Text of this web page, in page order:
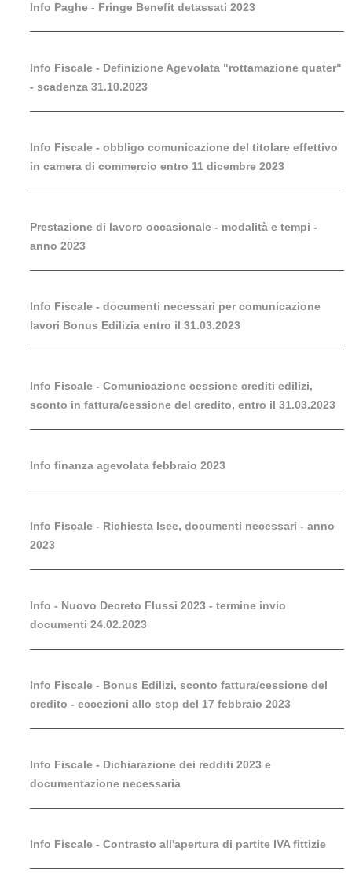
Info Paghe - Fringe Benefit detassati 2023
Info Fiscale - Definizione Agevolata "rottamazione quater"
- scadenza 31.10.2023
Info Fiscale - obbligo comunicazione del titolare effettivo
in camera di commercio entro 11 dicembre 2023
Prestazione di lavoro occasionale - modalità e tempi -
anno 2023
Info Fiscale - documenti necessari per comunicazione
lavori Bonus Edilizia entro il 31.03.2023
Info Fiscale - Comunicazione cessione crediti edilizi,
sconto in fattura/cessione del credito, entro il 31.03.2023
Info finanza agevolata febbraio 2023
Info Fiscale - Richiesta Isee, documenti necessari - anno
2023
Info - Nuovo Decreto Flussi 2023 - termine invio
documenti 24.02.2023
Info Fiscale - Bonus Edilizi, sconto fattura/cessione del
credito - eccezioni allo stop del 17 febbraio 2023
Info Fiscale - Dichiarazione dei redditi 2023 e
documentazione necessaria
Info Fiscale - Contrasto all'apertura di partite IVA fittizie